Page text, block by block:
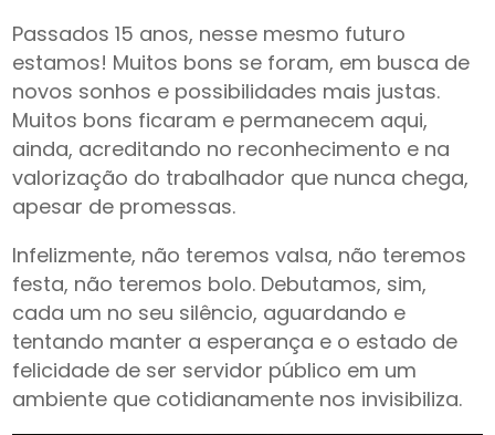
Passados 15 anos, nesse mesmo futuro
estamos! Muitos bons se foram, em busca de
novos sonhos e possibilidades mais justas.
Muitos bons ficaram e permanecem aqui,
ainda, acreditando no reconhecimento e na
valorização do trabalhador que nunca chega,
apesar de promessas.
Infelizmente, não teremos valsa, não teremos
festa, não teremos bolo. Debutamos, sim,
cada um no seu silêncio, aguardando e
tentando manter a esperança e o estado de
felicidade de ser servidor público em um
ambiente que cotidianamente nos invisibiliza.